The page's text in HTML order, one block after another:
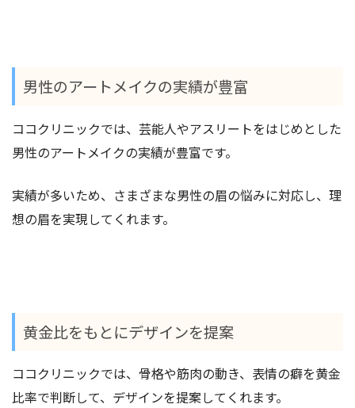
男性のアートメイクの実績が豊富
ココクリニックでは、芸能人やアスリートをはじめとした
男性のアートメイクの実績が豊富です。
実績が多いため、さまざまな男性の眉の悩みに対応し、理
想の眉を実現してくれます。
黄金比をもとにデザインを提案
ココクリニックでは、骨格や筋肉の動き、表情の癖を黄金
比率で判断して、デザインを提案してくれます。